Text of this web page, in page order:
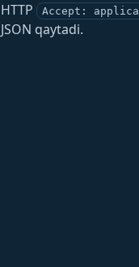
HTTP
Accept:
JSON qaytadi.